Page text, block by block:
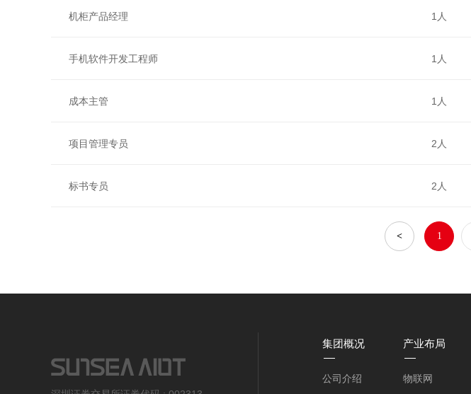
机柜产品经理 1人
手机软件开发工程师 1人
成本主管 1人
项目管理专员 2人
标书专员 2人
< 1
集团概况
公司介绍
产业布局
物联网